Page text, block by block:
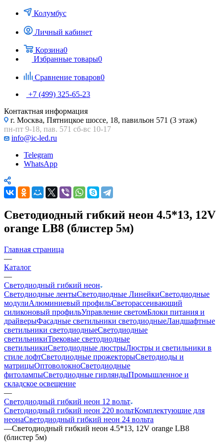
Колумбус
Личный кабинет
Корзина0
Избранные товары0
Сравнение товаров0
+7 (499) 325-65-23
Контактная информация
г. Москва, Пятницкое шоссе, 18, павильон 571 (3 этаж)
пн-пт 9-18, пав. 571 сб-вс 10-17
info@ic-led.ru
Telegram
WhatsApp
Светодиодный гибкий неон 4.5*13, 12V
orange LB8 (блистер 5м)
Главная страница
—
Каталог
—
Светодиодный гибкий неон
Светодиодные лентыСветодиодные ЛинейкиСветодиодные
модулиАлюминиевый профильСветорассеивающий
силиконовый профильУправление светомБлоки питания и
драйверыФасадные светильники светодиодныеЛандшафтные
светильники светодиодныеСветодиодные
светильникиТрековые светодиодные
светильникиСветодиодные люстрыЛюстры и светильники в
стиле лофтСветодиодные прожекторыСветодиоды и
матрицыОптоволокноСветодиодные
фитолампыСветодиодные гирляндыПромышленное и
складское освещение
—
Светодиодный гибкий неон 12 вольт
Светодиодный гибкий неон 220 вольтКомплектующие для
неонаСветодиодный гибкий неон 24 вольта
—Светодиодный гибкий неон 4.5*13, 12V orange LB8
(блистер 5м)